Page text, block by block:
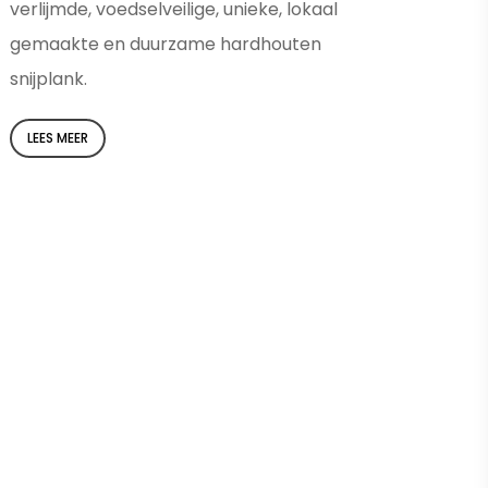
verlijmde, voedselveilige, unieke, lokaal
gemaakte en duurzame hardhouten
snijplank.
LEES MEER